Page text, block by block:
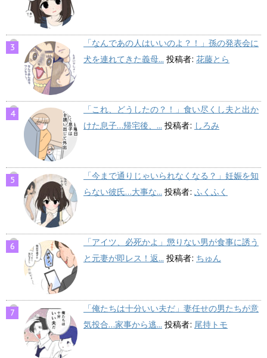
「なんであの人はいいのよ？！」孫の発表会に
犬を連れてきた義母... 投稿者: 花藤とら
「これ、どうしたの？！」食い尽くし夫と出か
けた息子…帰宅後、... 投稿者: しろみ
「今まで通りじゃいられなくなる？」妊娠を知
らない彼氏…大事な... 投稿者: ふくふく
「アイツ、必死かよ」懲りない男が食事に誘う
と元妻が即レス！返... 投稿者: ちゅん
「俺たちは十分いい夫だ」妻任せの男たちが意
気投合…家事から逃... 投稿者: 尾持トモ